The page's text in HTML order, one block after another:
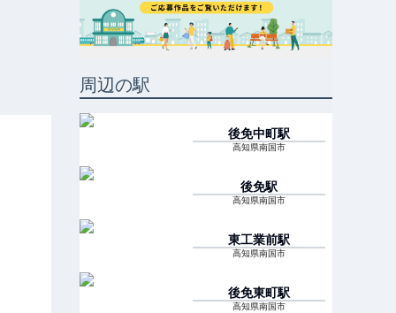
周辺の駅
後免中町駅
高知県南国市
後免駅
高知県南国市
東工業前駅
高知県南国市
後免東町駅
高知県南国市